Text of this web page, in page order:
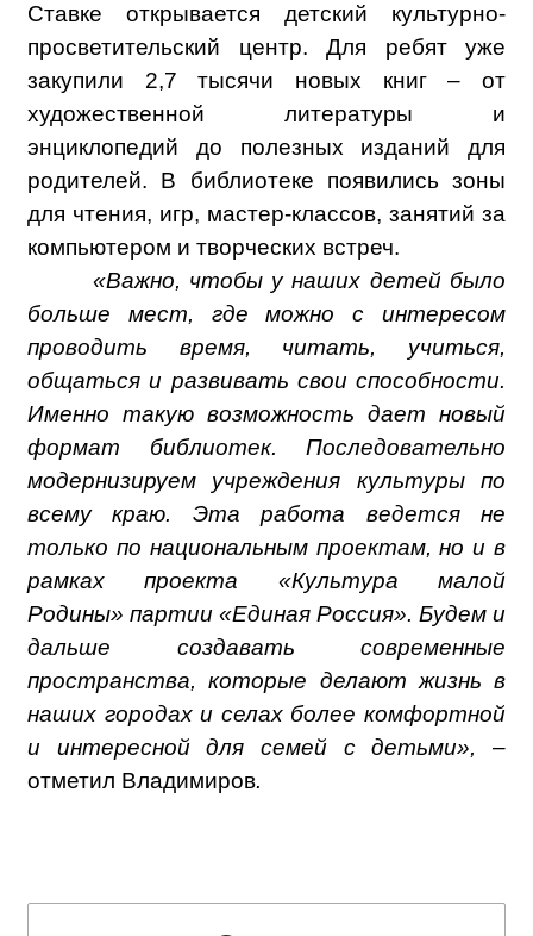
Ставке открывается детский культурно-
просветительский центр. Для ребят уже
закупили 2,7 тысячи новых книг – от
художественной литературы и
энциклопедий до полезных изданий для
родителей. В библиотеке появились зоны
для чтения, игр, мастер-классов, занятий за
компьютером и творческих встреч.
«Важно, чтобы у наших детей было
больше мест, где можно с интересом
проводить время, читать, учиться,
общаться и развивать свои способности.
Именно такую возможность дает новый
формат библиотек. Последовательно
модернизируем учреждения культуры по
всему краю. Эта работа ведется не
только по национальным проектам, но и в
рамках проекта «Культура малой
Родины» партии «Единая Россия». Будем и
дальше создавать современные
пространства, которые делают жизнь в
наших городах и селах более комфортной
и интересной для семей с детьми», –
отметил Владимиров.